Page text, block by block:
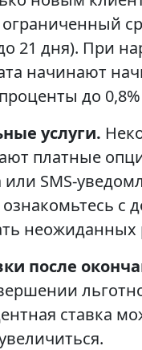
21 дня). При
начинают
до
услуги.
платные
или SMS-
с
неожиданных
после
ставка